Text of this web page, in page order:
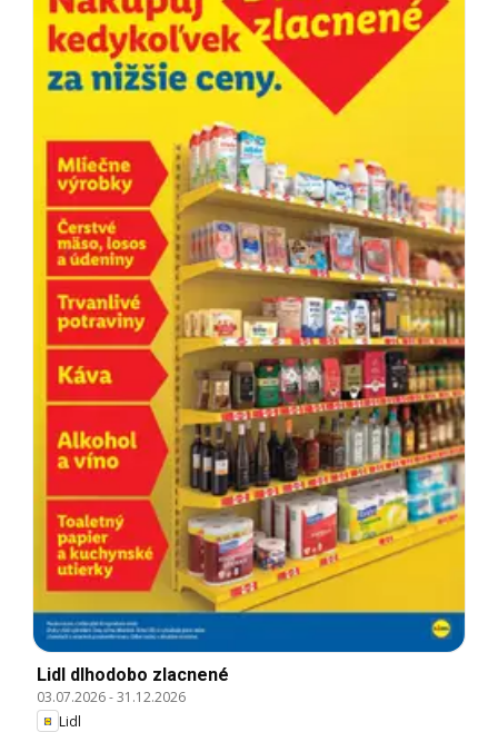
Lidl dlhodobo zlacnené
03.07.2026-31.12.2026
Lidl